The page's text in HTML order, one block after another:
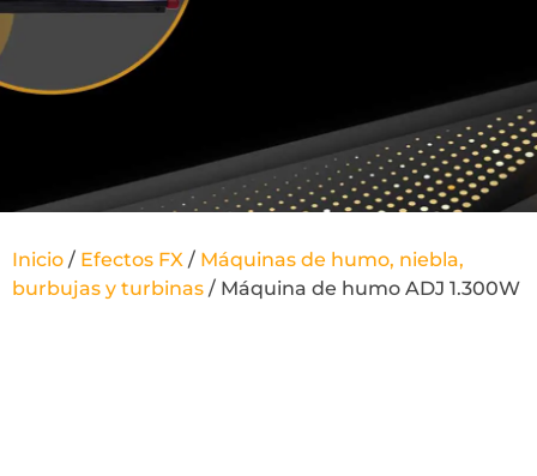
Inicio / Efectos FX / Máquinas de humo, niebla,
burbujas y turbinas / Máquina de humo ADJ 1.300W